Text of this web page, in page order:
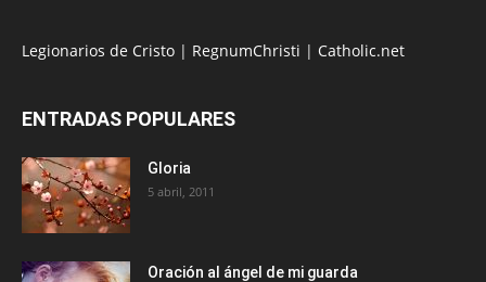
Legionarios de Cristo | RegnumChristi | Catholic.net
ENTRADAS POPULARES
Gloria
5 abril, 2011
Oración al ángel de mi guarda